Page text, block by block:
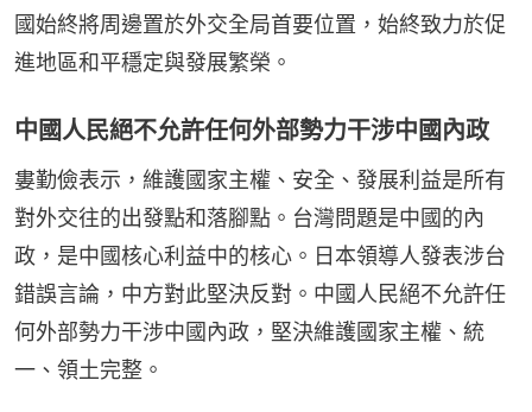
國始終將周邊置於外交全局首要位置，始終致力於促
進地區和平穩定與發展繁榮。
中國人民絕不允許任何外部勢力干涉中國內政
婁勤儉表示，維護國家主權、安全、發展利益是所有
對外交往的出發點和落腳點。台灣問題是中國的內
政，是中國核心利益中的核心。日本領導人發表涉台
錯誤言論，中方對此堅決反對。中國人民絕不允許任
何外部勢力干涉中國內政，堅決維護國家主權、統
一、領土完整。